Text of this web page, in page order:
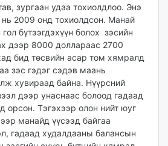
зургаан удаа тохиолдлоо. Энэ
2009 онд тохиолдсон. Манай
бүтээгдэхүүн болох зэсийн
дээр 8000 доллараас 2700
бид төсвийн асар том хямралд
зэс гэдэг сэдэв маань
хувираад байна. Нүүрсний
дээр унаснаас болоод гадаад
орсон. Тэгэхээр олон нийт юуг
манайд үүсээд байгаа
гадаад худалдааны балансын